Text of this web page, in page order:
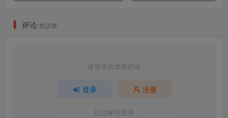
评论 抢沙发
请登录后发表评论
登录 注册
社交账号登录